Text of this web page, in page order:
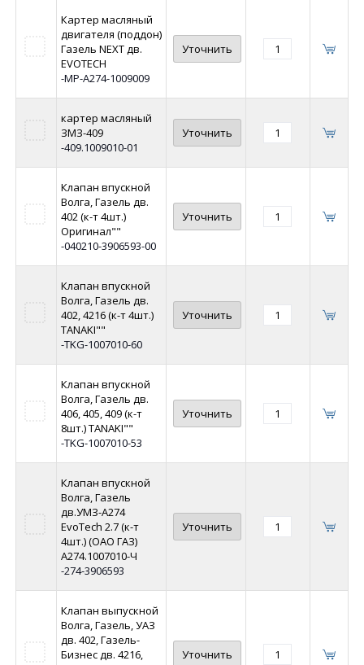
Картер масляный
двигателя (поддон)
Газель NEXT дв.
EVOTECH
-MP-A274-1009009
Уточнить
картер масляный
ЗМЗ-409
-409.1009010-01
Уточнить
Клапан впускной
Волга, Газель дв.
402 (к-т 4шт.)
Оригинал""
-040210-3906593-00
Уточнить
Клапан впускной
Волга, Газель дв.
402, 4216 (к-т 4шт.)
TANAKI""
-TKG-1007010-60
Уточнить
Клапан впускной
Волга, Газель дв.
406, 405, 409 (к-т
8шт.) TANAKI""
-TKG-1007010-53
Уточнить
Клапан впускной
Волга, Газель
дв.УМЗ-A274
EvoTech 2.7 (к-т
4шт.) (ОАО ГАЗ)
A274.1007010-Ч
-274-3906593
Уточнить
Клапан выпускной
Волга, Газель, УАЗ
дв. 402, Газель-
Бизнес дв. 4216,
Уточнить